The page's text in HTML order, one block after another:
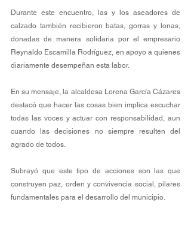
Durante este encuentro, las y los aseadores de
calzado también recibieron batas, gorras y lonas,
donadas de manera solidaria por el empresario
Reynaldo Escamilla Rodríguez, en apoyo a quienes
diariamente desempeñan esta labor.
En su mensaje, la alcaldesa Lorena García Cázares
destacó que hacer las cosas bien implica escuchar
todas las voces y actuar con responsabilidad, aun
cuando las decisiones no siempre resulten del
agrado de todos.
Subrayó que este tipo de acciones son las que
construyen paz, orden y convivencia social, pilares
fundamentales para el desarrollo del municipio.